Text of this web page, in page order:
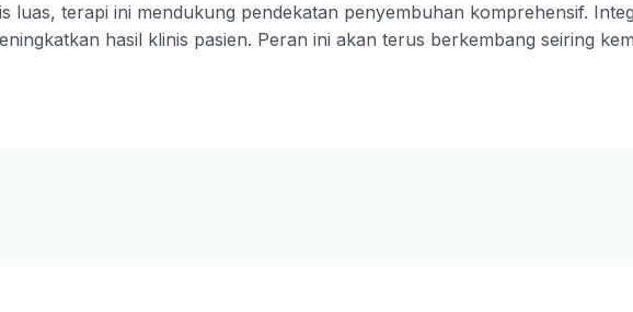
luas, terapi ini mendukung pendekatan penyembuhan komprehensif.
hasil klinis pasien. Peran ini akan terus berkembang seiring